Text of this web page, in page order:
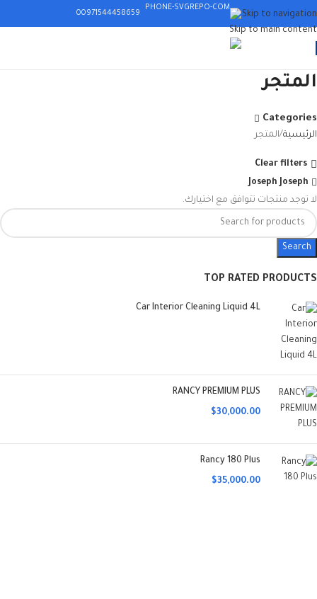
Skip to navigation
Skip to main content
00971544458659
المتجر
Categories
TOP RATED PRODUCTS
Car Interior Cleaning Liquid 4L
RANCY PREMIUM PLUS
$30,000.00
Rancy 180 Plus
$35,000.00
الرئيسية المتجر
Clear filters
Joseph Joseph
لا توجد منتجات تتوافق مع اختيارك.
Search